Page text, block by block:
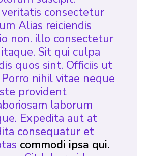
consectetur
Alias reiciendis
non. illo consectetur
Sit qui culpa
quos sint. Officiis ut
nihil vitae neque
provident
laborum
Expedita aut at
consequatur et
commodi ipsa qui.